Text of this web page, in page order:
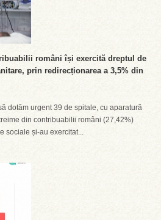
români își exercită dreptul de
prin redirecționarea a 3,5% din
dotăm urgent 39 de spitale, cu aparatură
din contribuabilii români (27,42%)
sociale și-au exercitat...